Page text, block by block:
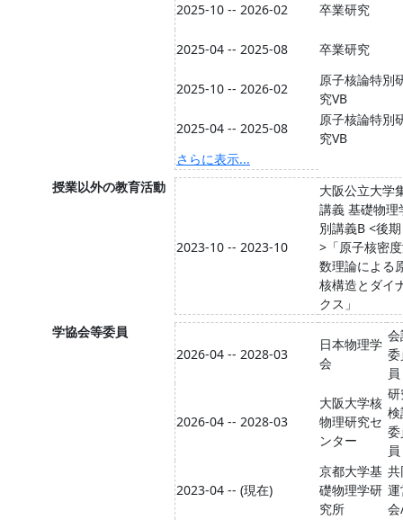
2025-10 -- 2026-02
卒業研究
2025-04 -- 2025-08 卒業研究
2025-10 -- 2026-02
原子核論特別
究VB
2025-04 -- 2025-08
原子核論特別
究VB
さらに表示...
授業以外の教育活動
2023-10 -- 2023-10
大阪公立大学
講義 基礎物理
別講義B <後期
>「原子核密
数理論による
核構造とダイ
クス」
学協会等委員
2026-04 -- 2028-03
日本物理学
会
員
2026-04 -- 2028-03
大阪大学核
物理研究セ
ンター
員
2023-04 -- (現在)
京都大学基
礎物理学研
究所